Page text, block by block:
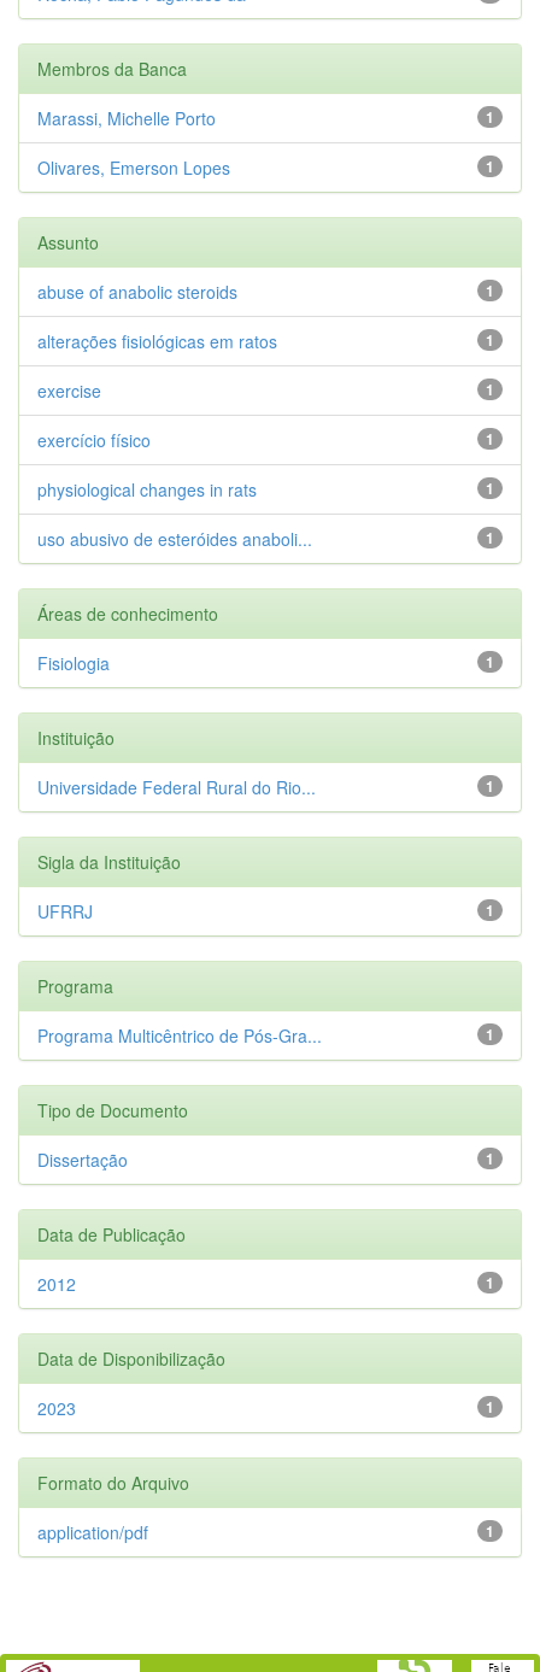
Membros da Banca
1
Marassi, Michelle Porto
1
Olivares, Emerson Lopes
Assunto
1
abuse of anabolic steroids
1
alterações fisiológicas em ratos
1
exercise
1
exercício físico
1
physiological changes in rats
1
uso abusivo de esteróides anaboli...
Áreas de conhecimento
1
Fisiologia
Instituição
1
Universidade Federal Rural do Rio...
Sigla da Instituição
1
UFRRJ
Programa
1
Programa Multicêntrico de Pós-Gra...
Tipo de Documento
1
Dissertação
Data de Publicação
1
2012
Data de Disponibilização
1
2023
Formato do Arquivo
1
application/pdf